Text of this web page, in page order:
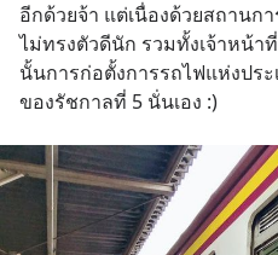
อีกด้วยจ้า แต่เนื่องด้วยสถานก
ไม่ทรงตัวดีนัก รวมทั้งเจ้าหน้า
นั้นการก่อตั้งการรถไฟแห่งปร
ของรัชกาลที่ 5 นั่นเอง :)